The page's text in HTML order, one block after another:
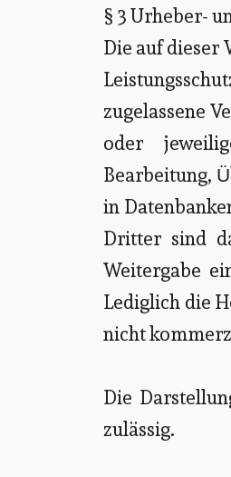
§ 3 Urheber-
Die auf dieser
zugelassene
oder
Bearbeitung,
in
Dritter sind
Weitergabe
Lediglich die
nicht
Die
zulässig.